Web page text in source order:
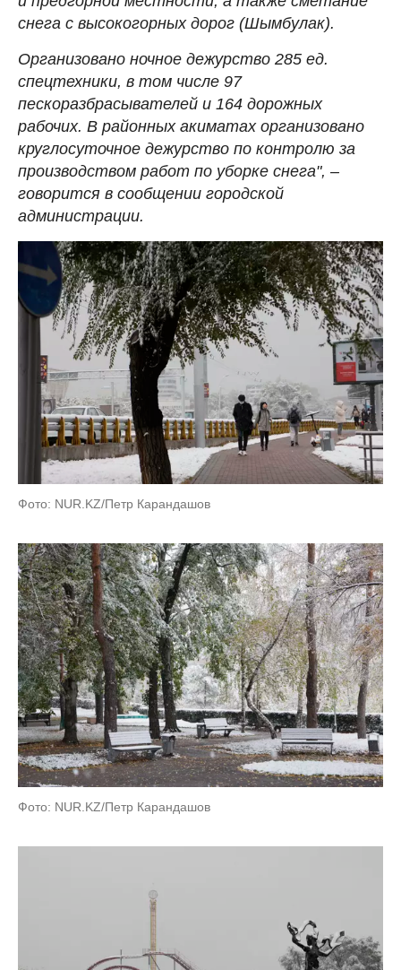
снега с высокогорных дорог (Шымбулак).
Организовано ночное дежурство 285 ед.
спецтехники, в том числе 97
пескоразбрасывателей и 164 дорожных
рабочих. В районных акиматах организовано
круглосуточное дежурство по контролю за
производством работ по уборке снега", –
говорится в сообщении городской
администрации.
Фото: NUR.KZ/Петр Карандашов
Фото: NUR.KZ/Петр Карандашов